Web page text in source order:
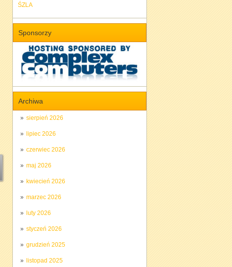
ŚZLA
Sponsorzy
Archiwa
sierpień 2026
lipiec 2026
czerwiec 2026
maj 2026
kwiecień 2026
marzec 2026
luty 2026
styczeń 2026
grudzień 2025
listopad 2025